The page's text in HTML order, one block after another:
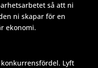
så att ni
ni skapar för en
ekonomi.
Lyft